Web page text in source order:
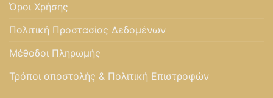
Όροι Χρήσης
Πολιτική Προστασίας Δεδομένων
Μέθοδοι Πληρωμής
Τρόποι αποστολής & Πολιτική Επιστροφών